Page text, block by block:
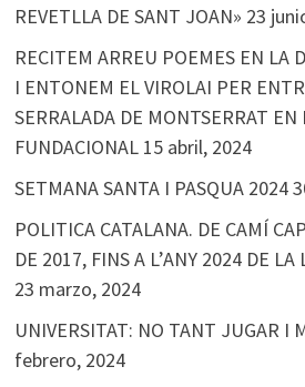
REVETLLA DE SANT JOAN» 23
RECITEM ARREU POEMES EN LA
I ENTONEM EL VIROLAI PER
SERRALADA DE MONTSERRAT EN
FUNDACIONAL 15 abril, 2024
SETMANA SANTA I PASQUA 2024
POLITICA CATALANA. DE CAMÍ
DE 2017, FINS A L’ANY 2024 DE LA
23 marzo, 2024
UNIVERSITAT: NO TANT JUGAR I
febrero, 2024